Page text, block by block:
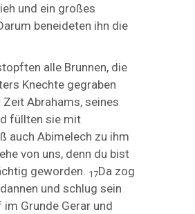
und ein großes
beneideten ihn die
alle Brunnen, die
Knechte gegraben
Abrahams, seines
füllten sie mit
auch Abimelech zu ihm
von uns, denn du bist
geworden. 17Da zog
und schlug sein
im Grunde Gerar und